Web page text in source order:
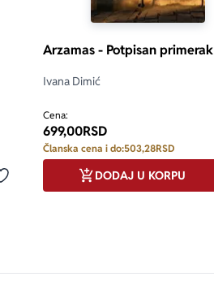
Dodaj u omiljene
Arzamas - Potpisan primerak
Ivana Dimić
Cena:
699,00RSD
Članska cena i do:503,28RSD
DODAJ U KORPU